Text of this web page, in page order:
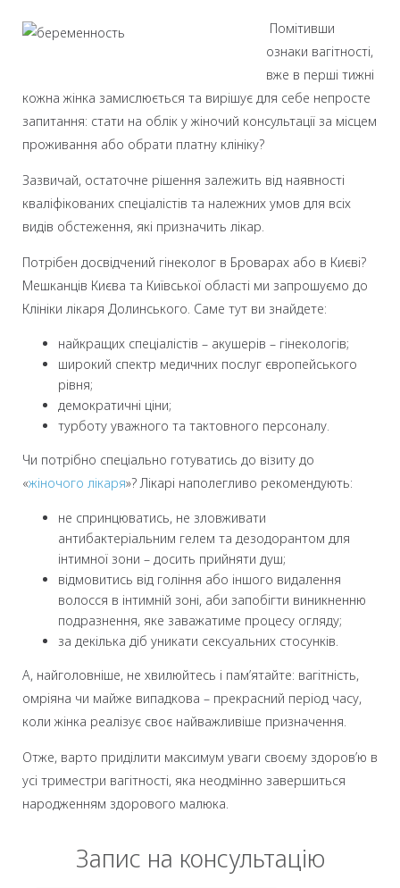
Помітивши
ознаки вагітності,
вже в перші тижні
кожна жінка замислюється та вирішує для себе непросте
запитання: стати на облік у жіночий консультації за місцем
проживання або обрати платну клініку?
Зазвичай, остаточне рішення залежить від наявності
кваліфікованих спеціалістів та належних умов для всіх
видів обстеження, які призначить лікар.
Потрібен досвідчений гінеколог в Броварах або в Києві?
Мешканців Києва та Київської області ми запрошуємо до
Клініки лікаря Долинського. Саме тут ви знайдете:
найкращих спеціалістів – акушерів – гінекологів;
широкий спектр медичних послуг європейського
рівня;
демократичні ціни;
турботу уважного та тактовного персоналу.
Чи потрібно спеціально готуватись до візиту до
«жіночого лікаря»? Лікарі наполегливо рекомендують:
не спринцюватись, не зловживати
антибактеріальним гелем та дезодорантом для
інтимної зони – досить прийняти душ;
відмовитись від гоління або іншого видалення
волосся в інтимній зоні, аби запобігти виникненню
подразнення, яке заважатиме процесу огляду;
за декілька діб уникати сексуальних стосунків.
А, найголовніше, не хвилюйтесь і пам’ятайте: вагітність,
омріяна чи майже випадкова – прекрасний період часу,
коли жінка реалізує своє найважливіше призначення.
Отже, варто приділити максимум уваги своєму здоров’ю в
усі триместри вагітності, яка неодмінно завершиться
народженням здорового малюка.
Запис на консультацію